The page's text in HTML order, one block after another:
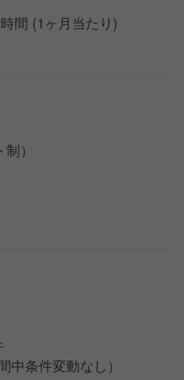
間 (1ヶ月当たり)
）
中条件変動なし）